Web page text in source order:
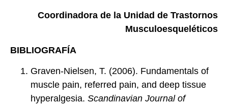
Coordinadora de la Unidad de Trastornos
Musculoesqueléticos
BIBLIOGRAFÍA
Graven-Nielsen, T. (2006). Fundamentals of
muscle pain, referred pain, and deep tissue
hyperalgesia. Scandinavian Journal of